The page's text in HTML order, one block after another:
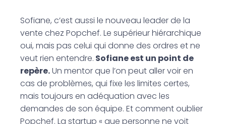
Sofiane, c’est aussi le nouveau leader de la
vente chez Popchef. Le supérieur hiérarchique
oui, mais pas celui qui donne des ordres et ne
veut rien entendre. Sofiane est un point de
repère.Un mentor que l’on peut aller voir en
cas de problèmes, qui fixe les limites certes,
mais toujours en adéquation avec les
demandes de son équipe. Et comment oublier
Popchef. La startup « que personne ne voit